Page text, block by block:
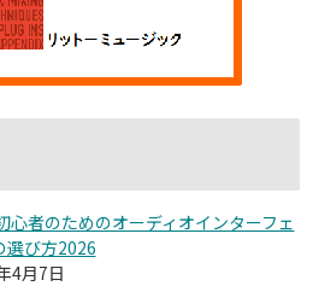
心者のためのオーディオインターフェ
選び方2026
4月7日